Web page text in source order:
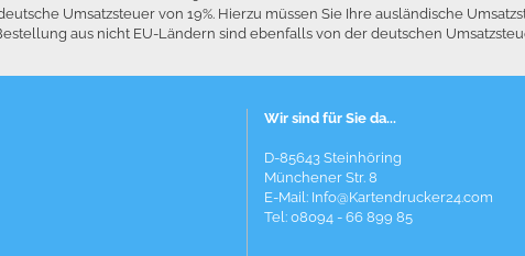
Umsatzsteuer von 19%. Hierzu müssen Sie Ihre ausländische
aus nicht EU-Ländern sind ebenfalls von der deutschen
Wir sind für Sie da...
D-85643 Steinhöring
Münchener Str. 8
E-Mail: Info@Kartendrucker24.com
Tel: 08094 - 66 899 85